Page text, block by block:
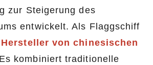
zur Steigerung des
entwickelt. Als Flaggschiff
Hersteller von chinesischen
Es kombiniert traditionelle